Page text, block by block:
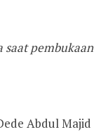
saat pembukaan
Abdul Majid